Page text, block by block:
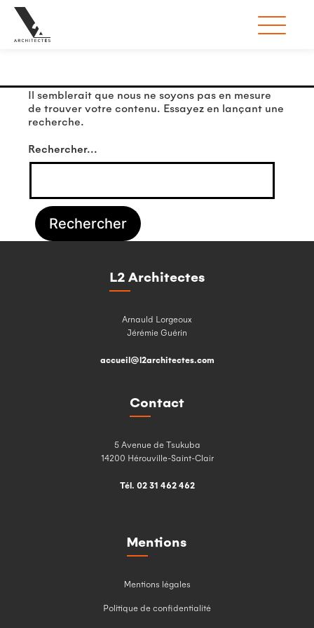
Il semblerait que nous ne soyons pas en mesure
de trouver votre contenu. Essayez en lançant une
recherche.
Rechercher…
L2 Architectes
Arnauld Lorgeoux
Jérémie Guérin
accueil@l2architectes.com
Contact
5 Avenue de Tsukuba
14200 Hérouville-Saint-Clair
Tél. 02 31 462 462
Mentions
Mentions légales
Politique de confidentialité